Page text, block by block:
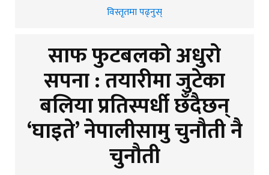
विस्तृतमा पढ्नुस्
साफ फुटबलको अधुरो
सपना : तयारीमा जुटेका
बलिया प्रतिस्पर्धी छँदैछन्
‘घाइते’ नेपालीसामु चुनौती नै
चुनौती